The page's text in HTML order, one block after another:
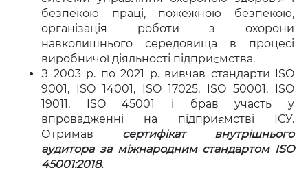
безпекою праці, пожежною безпекою,
організація роботи з охорони
навколишнього середовища в процесі
виробничої діяльності підприємства.
З 2003 р. по 2021 р. вивчав стандарти ISO
9001, ISO 14001, ISO 17025, ISO 50001, ISO
19011, ISO 45001 і брав участь у
впровадженні на підприємстві ІСУ.
Отримав сертифікат внутрішнього
аудитора за міжнародним стандартом ISO
45001:2018.